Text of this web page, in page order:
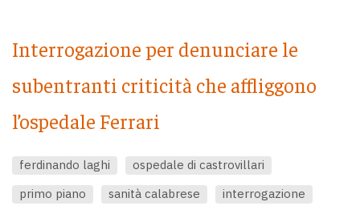
Interrogazione per denunciare le
subentranti criticità che affliggono
l’ospedale Ferrari
ferdinando laghi
ospedale di castrovillari
primo piano
sanità calabrese interrogazione